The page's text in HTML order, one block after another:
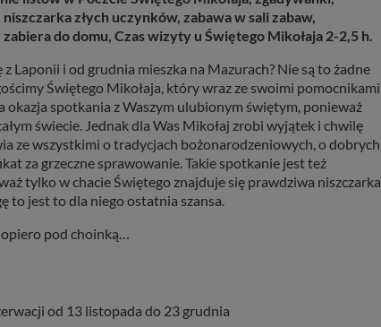
złych uczynków, zabawa w sali zabaw,
do domu, Czas wizyty u Świętego Mikołaja 2-2,5 h.
Laponii i od grudnia mieszka na Mazurach? Nie są to żadne
Świętego Mikołaja, który wraz ze swoimi pomocnikami
spotkania z Waszym ulubionym świętym, ponieważ
świecie. Jednak dla Was Mikołaj zrobi wyjątek i chwilę
ze wszystkimi o tradycjach bożonarodzeniowych, o dobrych
za grzeczne sprawowanie. Takie spotkanie jest też
tylko w chacie Świętego znajduje się prawdziwa niszczarka
to jest to dla niego ostatnia szansa.
pod choinką…
od 13 listopada do 23 grudnia